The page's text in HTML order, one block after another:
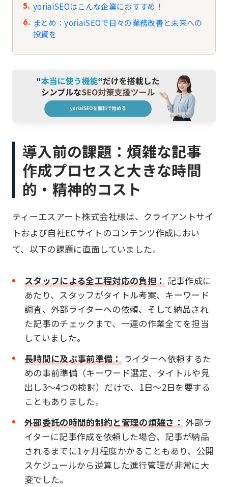
yoriaiSEOはこんな企業におすすめ！
まとめ：yoriaiSEOで日々の業務改善と未来への
投資を
導入前の課題：煩雑な記事
作成プロセスと大きな時間
的・精神的コスト
ティーエスアート株式会社様は、クライアントサイ
トおよび自社ECサイトのコンテンツ作成におい
て、以下の課題に直面していました。
スタッフによる全工程対応の負担： 記事作成に
あたり、スタッフがタイトル考案、キーワード
調査、外部ライターへの依頼、そして納品され
た記事のチェックまで、一連の作業全てを担当
していました。
長時間に及ぶ事前準備：ライターへ依頼するた
めの事前準備（キーワード選定、タイトルや見
出し3～4つの検討）だけで、1日～2日を要する
こともありました。
外部委託の時間的制約と管理の煩雑さ：外部ラ
イターに記事作成を依頼した場合、記事が納品
されるまでに1ヶ月程度かかることもあり、公開
スケジュールから逆算した進行管理が非常に大
変でした。